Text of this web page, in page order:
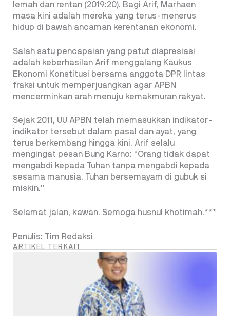
lemah dan rentan (2019:20). Bagi Arif, Marhaen
masa kini adalah mereka yang terus-menerus
hidup di bawah ancaman kerentanan ekonomi.
Salah satu pencapaian yang patut diapresiasi
adalah keberhasilan Arif menggalang Kaukus
Ekonomi Konstitusi bersama anggota DPR lintas
fraksi untuk memperjuangkan agar APBN
mencerminkan arah menuju kemakmuran rakyat.
Sejak 2011, UU APBN telah memasukkan indikator-
indikator tersebut dalam pasal dan ayat, yang
terus berkembang hingga kini. Arif selalu
mengingat pesan Bung Karno: “Orang tidak dapat
mengabdi kepada Tuhan tanpa mengabdi kepada
sesama manusia. Tuhan bersemayam di gubuk si
miskin.”
Selamat jalan, kawan. Semoga husnul khotimah.***
Penulis: Tim Redaksi
ARTIKEL TERKAIT